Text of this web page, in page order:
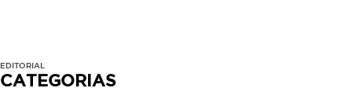
EDITORIAL
CATEGORIAS